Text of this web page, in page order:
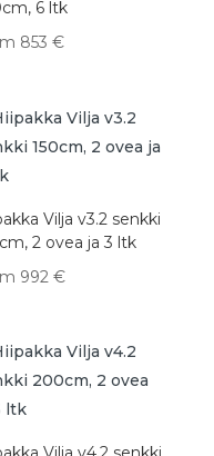
6 ltk
853€
Vilja v3.2 senkki
2 ovea ja 3 ltk
992€